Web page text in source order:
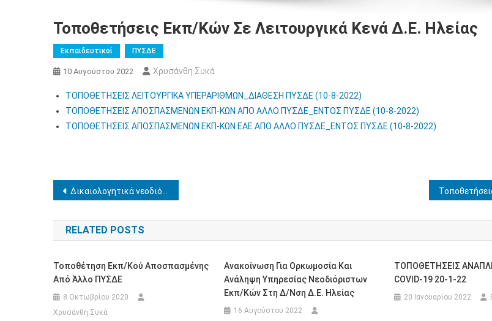
Τοποθετήσεις Εκπ/κών Σε Λειτουργικά Κενά Δ.Ε. Ηλείας
Εκπαιδευτικοί ΠΥΣΔΕ
10 Αυγούστου 2022 Χρυσάνθη Συκά
ΤΟΠΟΘΕΤΗΣΕΙΣ ΛΕΙΤΟΥΡΓΙΚΑ ΥΠΕΡΑΡΙΘΜΩΝ_ΔΙΑΘΕΣΗ ΠΥΣΔΕ (10-8-2022)
ΤΟΠΟΘΕΤΗΣΕΙΣ ΑΠΟΣΠΑΣΜΕΝΩΝ ΕΚΠ-ΚΩΝ ΑΠΟ ΑΛΛΟ ΠΥΣΔΕ_ΕΝΤΟΣ ΠΥΣΔΕ (10-8-2022)
ΤΟΠΟΘΕΤΗΣΕΙΣ ΑΠΟΣΠΑΣΜΕΝΩΝ ΕΚΠ-ΚΩΝ ΕΑΕ ΑΠΟ ΑΛΛΟ ΠΥΣΔΕ_ΕΝΤΟΣ ΠΥΣΔΕ (10-8-2022)
Πλοήγηση
άρθρων
Δικαιολογητικά νεοδιόριστων 2022
RELATED POSTS
Τοποθέτηση Εκπ/κού Αποσπασμένης
Από Άλλο ΠΥΣΔΕ
8 Οκτωβρίου 2020
Χρυσάνθη Συκά
Ανακοίνωση Για Ορκωμοσία Και
Ανάληψη Υπηρεσίας Νεοδιόριστων
Εκπ/κών Στη Δ/νση Δ.Ε. Ηλείας
16 Αυγούστου 2022
ΤΟΠΟΘΕΤΗΣΕΙΣ
COVID-19 20-1-22
20 Ιανουαρίου 2022